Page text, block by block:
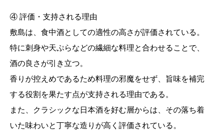
④ 評価・支持される理由
敷島は、食中酒としての適性の高さが評価されている。
特に刺身や天ぷらなどの繊細な料理と合わせることで、
酒の良さが引き立つ。
香りが控えめであるため料理の邪魔をせず、旨味を補完
する役割を果たす点が支持される理由である。
また、クラシックな日本酒を好む層からは、その落ち着
いた味わいと丁寧な造りが高く評価されている。